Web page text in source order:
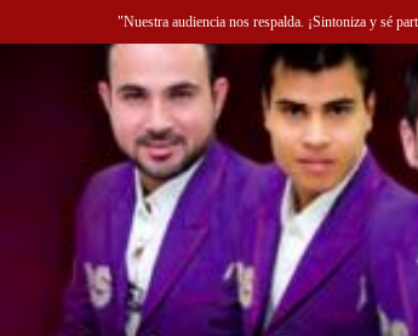
"Nuestra audiencia nos respalda. ¡Sintoniza y sé